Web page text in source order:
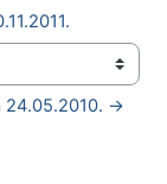
24.05.2010. →